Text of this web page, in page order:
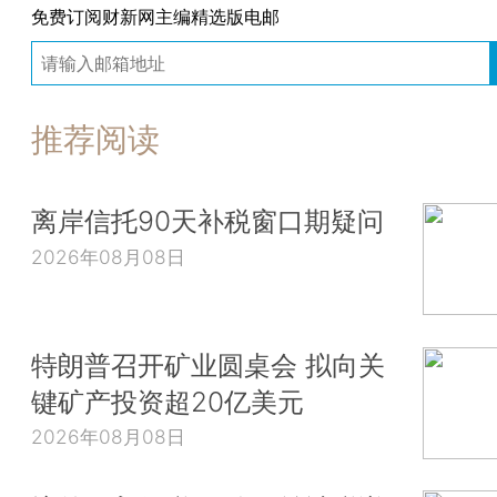
免费订阅财新网主编精选版电邮
推荐阅读
离岸信托90天补税窗口期疑问
2026年08月08日
特朗普召开矿业圆桌会 拟向关
键矿产投资超20亿美元
2026年08月08日